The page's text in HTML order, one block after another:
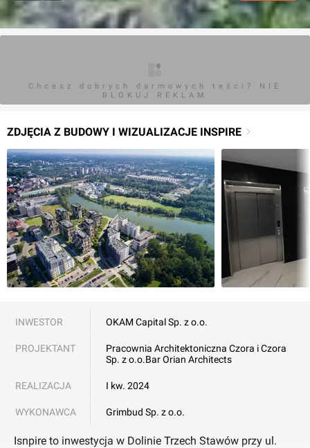
Chcesz dobrych darmowych teści? NIE
BLOKUJ REKLAM
ZDJĘCIA Z BUDOWY I WIZUALIZACJE INSPIRE
INWESTOR OKAM Capital Sp. z o.o.
PROJEKTANT
Pracownia Architektoniczna Czora i Czora
Sp. z o.o.Bar Orian Architects
REALIZACJA I kw. 2024
WYKONAWCA Grimbud Sp. z o.o.
Isnpire to inwestycja w Dolinie Trzech Stawów przy ul.